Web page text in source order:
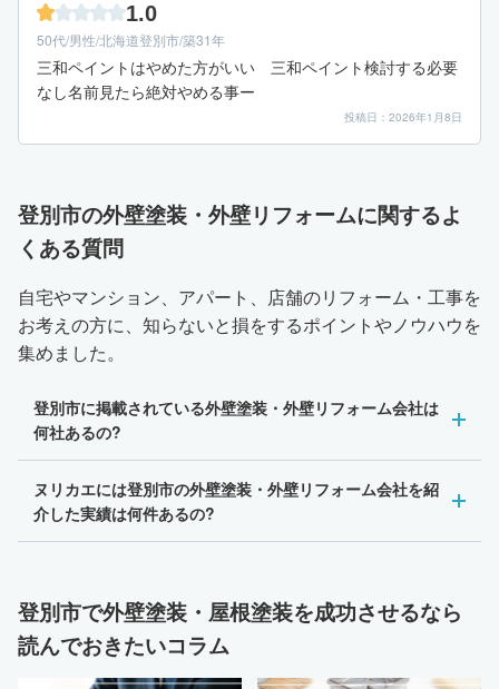
1.0
50代/男性/北海道登別市/築31年
三和ペイントはやめた方がいい 三和ペイント検討する必要
なし名前見たら絶対やめる事ー
投稿日：2026年1月8日
登別市の外壁塗装・外壁リフォームに関するよ
くある質問
自宅やマンション、アパート、店舗のリフォーム・工事を
お考えの方に、知らないと損をするポイントやノウハウを
集めました。
登別市に掲載されている外壁塗装・外壁リフォーム会社は
何社あるの?
ヌリカエには登別市の外壁塗装・外壁リフォーム会社を紹
介した実績は何件あるの?
登別市で外壁塗装・屋根塗装を成功させるなら
読んでおきたいコラム